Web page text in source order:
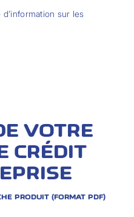
sur les
VOTRE
CRÉDIT
PRODUIT (FORMAT PDF)